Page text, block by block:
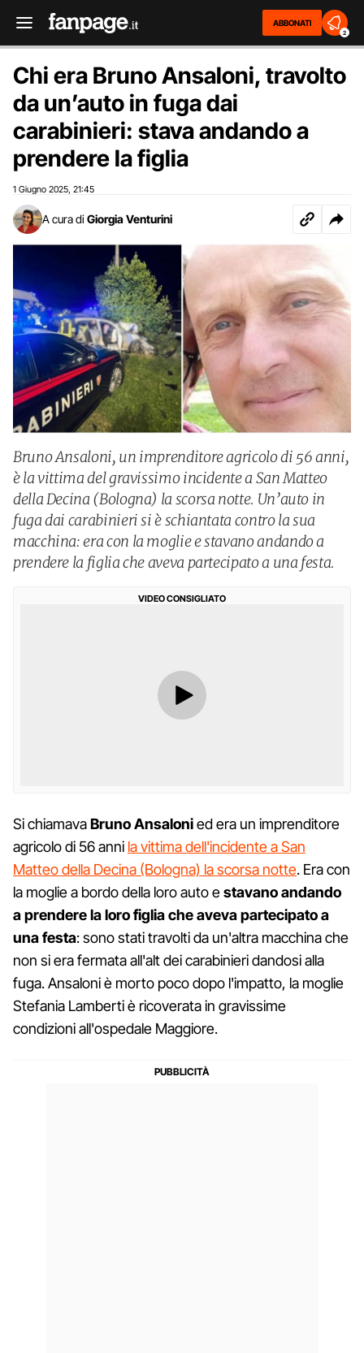
ABBONATI
2
Chi era Bruno Ansaloni, travolto
da un’auto in fuga dai
carabinieri: stava andando a
prendere la figlia
1 Giugno 2025 21:45
A cura di Giorgia Venturini
Bruno Ansaloni, un imprenditore agricolo di 56 anni,
è la vittima del gravissimo incidente a San Matteo
della Decina (Bologna) la scorsa notte. Un’auto in
fuga dai carabinieri si è schiantata contro la sua
macchina: era con la moglie e stavano andando a
prendere la figlia che aveva partecipato a una festa.
VIDEO CONSIGLIATO
Si chiamavaBruno Ansalonied era un imprenditore
agricolo di 56 anni la vittima dell'incidente a San
Matteo della Decina (Bologna) la scorsa notte. Era con
la moglie a bordo della loro auto estavano andando
a prendere la loro figlia che aveva partecipato a
una festa: sono stati travolti da un'altra macchina che
non si era fermata all'alt dei carabinieri dandosi alla
fuga. Ansaloni è morto poco dopo l'impatto, la moglie
Stefania Lamberti è ricoverata in gravissime
condizioni all'ospedale Maggiore.